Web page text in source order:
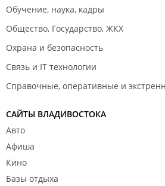
Обучение, наука, кадры
Общество, Государство, ЖКХ
Охрана и безопасность
Связь и IT технологии
Справочные, оперативные и
САЙТЫ ВЛАДИВОСТОКА
Авто
Афиша
Кино
Базы отдыха